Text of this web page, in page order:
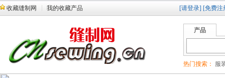
收藏缝制网 我的收藏产品 [请登录] [免费注
产品
热门搜索： 服